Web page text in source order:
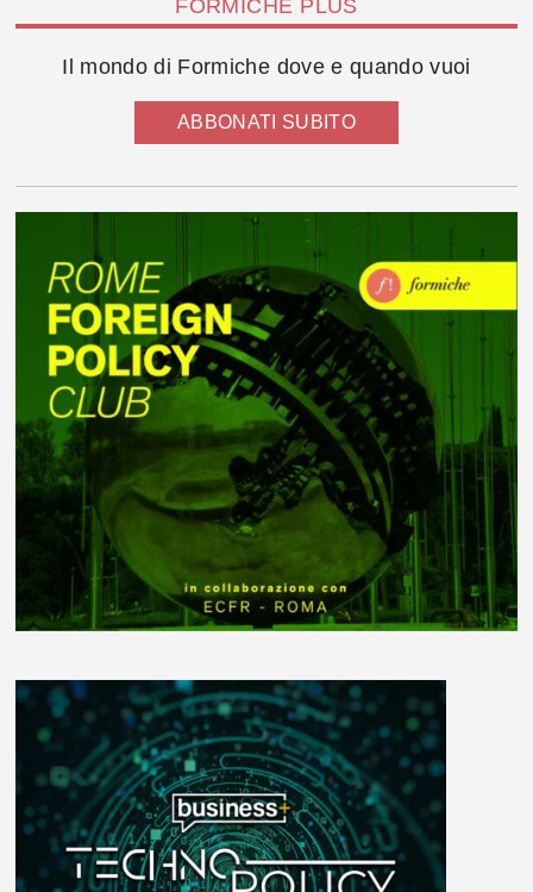
FORMICHE PLUS
Il mondo di Formiche dove e quando vuoi
ABBONATI SUBITO